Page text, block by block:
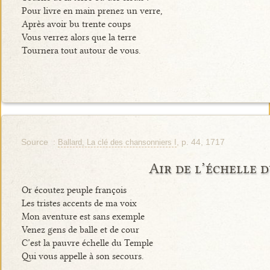
Pour livre en main prenez un verre,
Après avoir bu trente coups
Vous verrez alors que la terre
Tournera tout autour de vous.
Source : Ballard, La clé des chansonniers I , p. 44, 1717
Air de l’échelle
Or écoutez peuple françois
Les tristes accents de ma voix
Mon aventure est sans exemple
Venez gens de balle et de cour
C’est la pauvre échelle du Temple
Qui vous appelle à son secours.